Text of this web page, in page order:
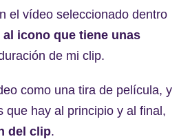
el vídeo seleccionado dentro
al icono que tiene unas
de mi clip.
como una tira de película, y
que hay al principio y al final,
del clip.